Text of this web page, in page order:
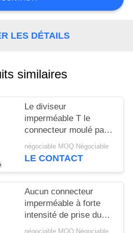
LES DÉTAILS
similaires
Le diviseur
imperméable T le
connecteur moulé par
manière des
connecteurs 3 de fil de
négociable MOQ:Négociable
LE CONTACT
Aucun connecteur
imperméable à forte
intensité de prise du
connecteur T des fils
négociable MOQ:Négociable